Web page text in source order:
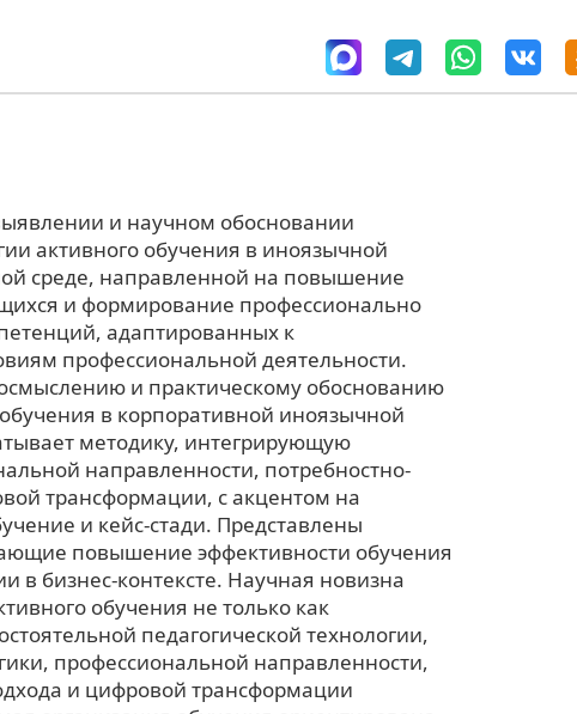
и научном обосновании
активного обучения в иноязычной
среде, направленной на повышение
и формирование профессионально
адаптированных к
профессиональной деятельности.
и практическому обоснованию
в корпоративной иноязычной
методику, интегрирующую
направленности, потребностно-
трансформации, с акцентом на
и кейс-стади. Представлены
повышение эффективности обучения
в бизнес-контексте. Научная новизна
обучения не только как
педагогической технологии,
профессиональной направленности,
и цифровой трансформации